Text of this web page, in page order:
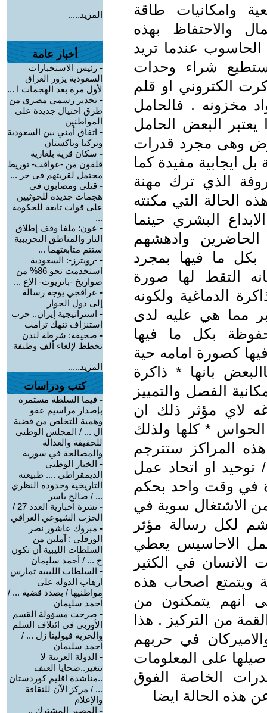
وامكانيات طاقة
والاحتفاظ بهذه
الحاسوب عندما تريد
شراء وحدات
الكتروني او قلم
مخزونه . فالحامل
البعض الحامل
وهى مجرد قدرات
بل ايجابية مفيدة كما
الذي ترك مهنة
الحالة التي مكنته
البشري حينما
وادهشهم
ما فيها بمجرد
التقط لها صورة
الدماغية ولكونه
مما هي عليه لدى
بكل ما فيها
كصورة امامه حية
بانها * ذاكرة
الفصل والتمييز
لاي مؤثر ذلك ان
* كلها ولذلك
المراكز ستترجم
او اتحاد عمل
في وقت واحد بحكم
الاشتغال سوية في
لكل رسالة مؤثر
الاحاسيس يعطي
الانسان في الكثير
ويتمتع اصحاب هذه
انهم يتمكنون من
من التركيز . هذا
في حربهم
على المعلومات
الخاصة الفوق
هذه الحالة ايضا
المزيد.....
أخبار عامة
- رئيس الاستخبارات
السعودية يزور العراق
لأول مرة بعد الهجمات ا ...
- تحذير رسمي مصري من
طرق احتيال جديدة على
المواطنين
- اتفاق أمني بين السعودية
وتركيا وباكستان
- سكان قرية بلغارية
قلقون من -عواقب- توريط
محتمل لقريتهم في حر ...
- قتلى ومصابون في
هجمات جديدة للحوثيين
على قوات تابعة للحكومة
...
- عون: ملفا وقف إطلاق
النار والمناطق التجريبية
ستتم متابعتهما ...
- -رويترز-: السعودية
استخدمت نحو 86% من
صواريخ -باتريوت- الاع ...
- عراقجي يوجه رسالة
إلى دول الجوار
- استراتيجية إيران.. حرب
استنزاف تنهك ترامب
- صحيفة: شرطة لندن
تخطط لإلغاء ألف وظيفة
المزيد.....
كتب ودراسات
- فيما السلطة مستمرة
بإصدار مراسيم عفو
وهمية للتخلص من قضية
ال ... / المجلس الوطني
للحقيقة والعدالة
والمصالحة في سورية
- الخيار الوطني
الديمقراطي .... طبيعته
التاريخية وحدوده النظري
... / صالح ياسر
-
نشرة اخبارية العدد 27 /
الحزب الشيوعي العراقي
- مبروك عاشور نصر
الورفلي : آملين من
السلطات الليبية أن تكون
ح ... / أحمد سليمان
- السلطات الليبيه تمارس
ارهاب الدوله على
مواطنيها / بصدد قضية ... /
أحمد سليمان
- صرحت مسؤولة القسم
الأوربي في ائتلاف السلم
والحرية فيوليتا زل ... /
أحمد سليمان
- الدولة العربية لا
تتغير..ضحايا العنف
..مناشدة اقليم كوردستان
... / مركز الآن للثقافة
والإعلام
- المصير المشترك ..